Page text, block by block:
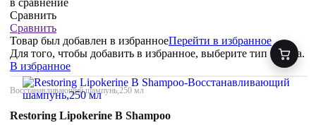
в сравнение
Сравнить
Сравнить
Товар был добавлен в избранноеПерейти в избранное
Для того, чтобы добавить в избранное, выберите тип товара.
В избранное
Восстанавливающий шампунь,250 мл
Restoring Lipokerine B Shampoo